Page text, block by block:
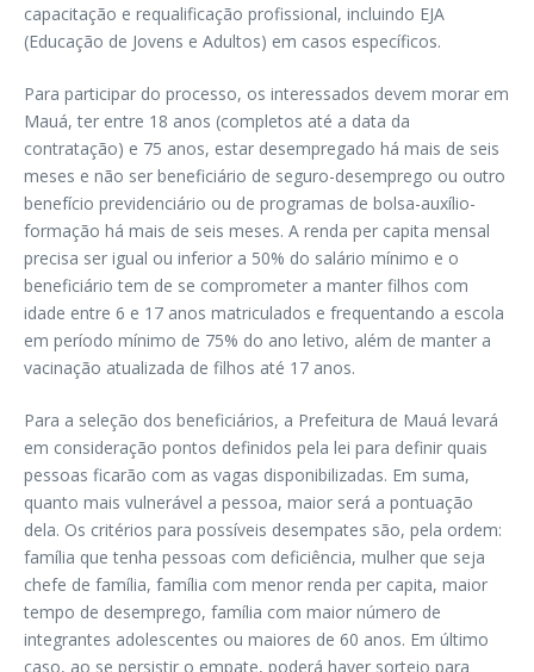
capacitação e requalificação profissional, incluindo EJA
(Educação de Jovens e Adultos) em casos específicos.
Para participar do processo, os interessados devem morar em
Mauá, ter entre 18 anos (completos até a data da
contratação) e 75 anos, estar desempregado há mais de seis
meses e não ser beneficiário de seguro-desemprego ou outro
benefício previdenciário ou de programas de bolsa-auxílio-
formação há mais de seis meses. A renda per capita mensal
precisa ser igual ou inferior a 50% do salário mínimo e o
beneficiário tem de se comprometer a manter filhos com
idade entre 6 e 17 anos matriculados e frequentando a escola
em período mínimo de 75% do ano letivo, além de manter a
vacinação atualizada de filhos até 17 anos.
Para a seleção dos beneficiários, a Prefeitura de Mauá levará
em consideração pontos definidos pela lei para definir quais
pessoas ficarão com as vagas disponibilizadas. Em suma,
quanto mais vulnerável a pessoa, maior será a pontuação
dela. Os critérios para possíveis desempates são, pela ordem:
família que tenha pessoas com deficiência, mulher que seja
chefe de família, família com menor renda per capita, maior
tempo de desemprego, família com maior número de
integrantes adolescentes ou maiores de 60 anos. Em último
caso, ao se persistir o empate, poderá haver sorteio para